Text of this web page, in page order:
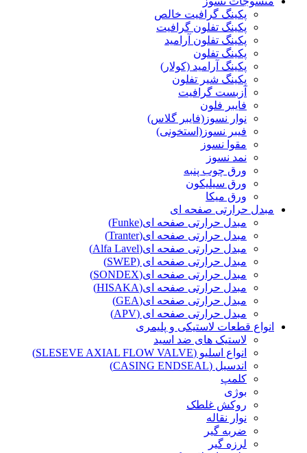
پکینگ گرافیت خالص
پکینگ تفلون گرافیت
پکینگ تفلون آرامید
پکینگ تفلون
پکینگ آرامید (کولار)
پکینگ شیر تفلون
آزبست گرافیت
فایبر فلون
نوار نسوز(فایبر گلاس)
فیبر نسوز(استخونی)
مقوا نسوز
نمد نسوز
ورق چوب پنبه
ورق سیلیکون
ورق میکا
مبدل حرارتی صفحه ای
مبدل حرارتی صفحه ای(Funke)
مبدل حرارتی صفحه ای(Tranter)
مبدل حرارتی صفحه ای(Alfa Lavel)
مبدل حرارتی صفحه ای (SWEP)
مبدل حرارتی صفحه ای(SONDEX)
مبدل حرارتی صفحه ای(HISAKA)
مبدل حرارتی صفحه ای(GEA)
مبدل حرارتی صفحه ای (APV)
انواع قطعات لاستیکی و پلیمری
لاستیک های ضد اسید
انواع اسلیو (SLESEVE AXIAL FLOW VALVE)
اندسیل (CASING ENDSEAL)
کلمپ
بوژی
روکش غلطک
نوار نقاله
ضربه گیر
لرزه گیر